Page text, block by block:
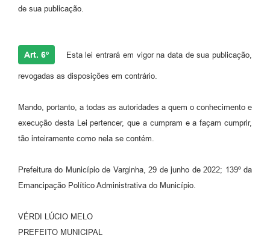
de sua publicação.
Art. 6º Esta lei entrará em vigor na data de sua publicação,
revogadas as disposições em contrário.
Mando, portanto, a todas as autoridades a quem o conhecimento e
execução desta Lei pertencer, que a cumpram e a façam cumprir,
tão inteiramente como nela se contém.
Prefeitura do Município de Varginha, 29 de junho de 2022; 139º da
Emancipação Político Administrativa do Município.
VÉRDI LÚCIO MELO
PREFEITO MUNICIPAL